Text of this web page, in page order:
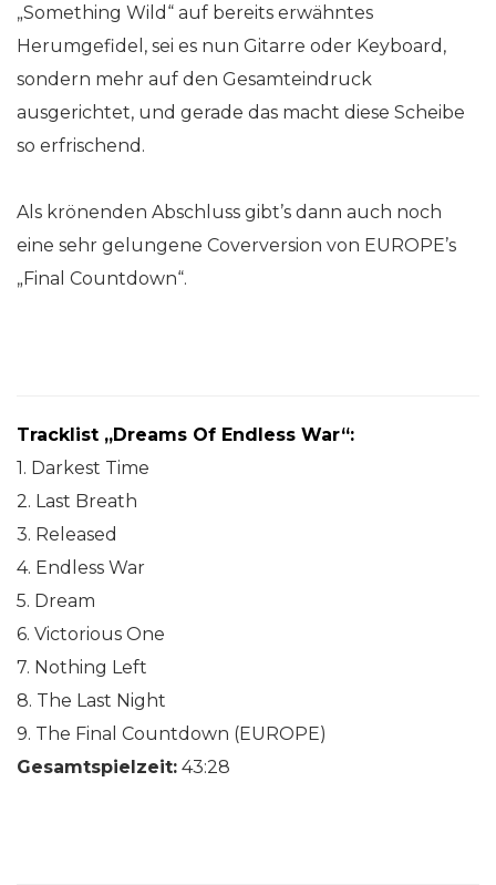
„Something Wild“ auf bereits erwähntes
Herumgefidel, sei es nun Gitarre oder Keyboard,
sondern mehr auf den Gesamteindruck
ausgerichtet, und gerade das macht diese Scheibe
so erfrischend.
Als krönenden Abschluss gibt’s dann auch noch
eine sehr gelungene Coverversion von EUROPE’s
„Final Countdown“.
Tracklist „Dreams Of Endless War“:
1. Darkest Time
2. Last Breath
3. Released
4. Endless War
5. Dream
6. Victorious One
7. Nothing Left
8. The Last Night
9. The Final Countdown (EUROPE)
Gesamtspielzeit: 43:28